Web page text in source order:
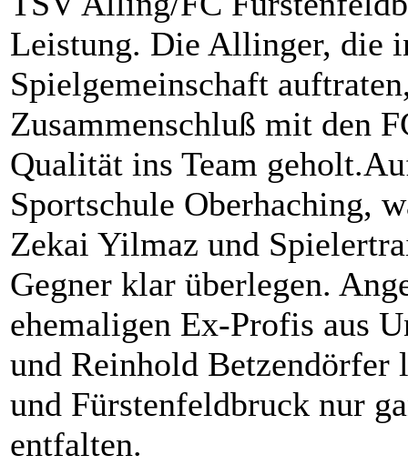
Leistung. Die Allinger, die
Spielgemeinschaft
Zusammenschluß mit den
Qualität ins Team
Sportschule Oberhaching,
Zekai Yilmaz und
Gegner klar überlegen.
ehemaligen Ex-Profis aus
und Reinhold Betzendörfer
und Fürstenfeldbruck nur
entfalten.